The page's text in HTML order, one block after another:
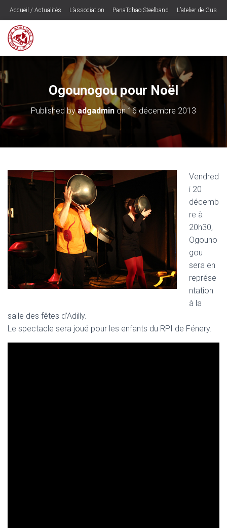
Accueil / Actualités L’association PanaTchao Steelband L’atelier de Gus
Espace Adhérents
Ogounogou pour Noël
Published byadgadminon16 décembre 2013
Vendred
i 20
décemb
re à
20h30,
Ogouno
gou
sera en
représe
ntation
à la
salle des fêtes d’Adilly.
Le spectacle sera joué pour les enfants du RPI de Fénery.